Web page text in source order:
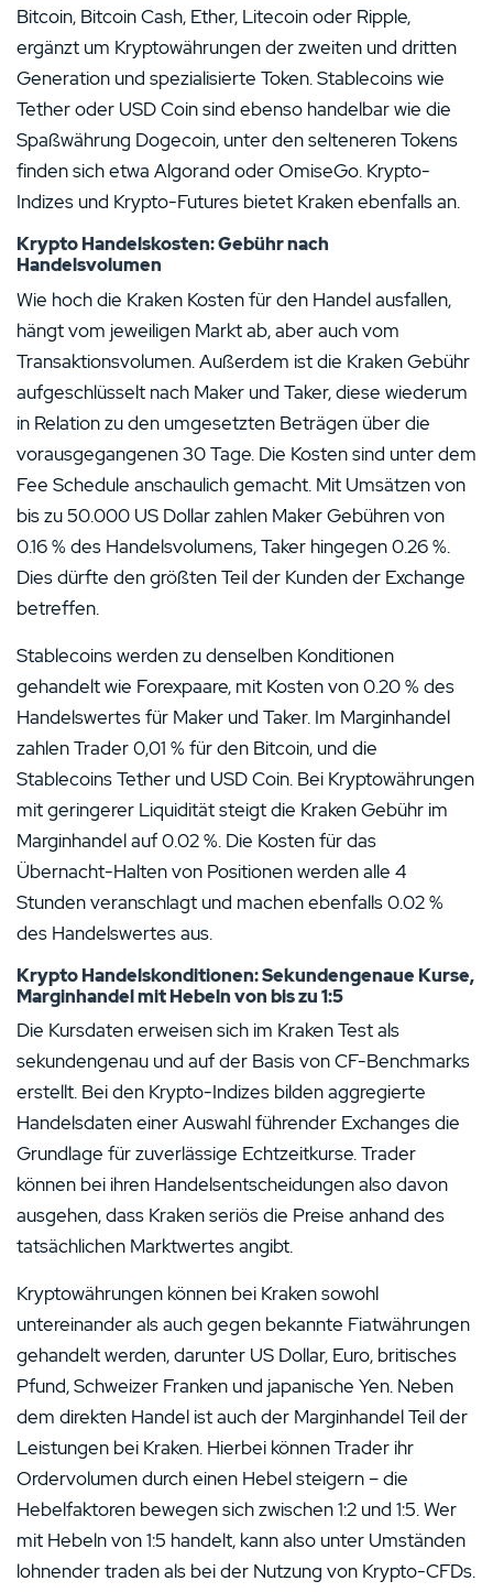
Bitcoin, Bitcoin Cash, Ether, Litecoin oder Ripple,
ergänzt um Kryptowährungen der zweiten und dritten
Generation und spezialisierte Token. Stablecoins wie
Tether oder USD Coin sind ebenso handelbar wie die
Spaßwährung Dogecoin, unter den selteneren Tokens
finden sich etwa Algorand oder OmiseGo. Krypto-
Indizes und Krypto-Futures bietet Kraken ebenfalls an.
Krypto Handelskosten: Gebühr nach
Handelsvolumen
Wie hoch die Kraken Kosten für den Handel ausfallen,
hängt vom jeweiligen Markt ab, aber auch vom
Transaktionsvolumen. Außerdem ist die Kraken Gebühr
aufgeschlüsselt nach Maker und Taker, diese wiederum
in Relation zu den umgesetzten Beträgen über die
vorausgegangenen 30 Tage. Die Kosten sind unter dem
Fee Schedule anschaulich gemacht. Mit Umsätzen von
bis zu 50.000 US Dollar zahlen Maker Gebühren von
0.16 % des Handelsvolumens, Taker hingegen 0.26 %.
Dies dürfte den größten Teil der Kunden der Exchange
betreffen.
Stablecoins werden zu denselben Konditionen
gehandelt wie Forexpaare, mit Kosten von 0.20 % des
Handelswertes für Maker und Taker. Im Marginhandel
zahlen Trader 0,01 % für den Bitcoin, und die
Stablecoins Tether und USD Coin. Bei Kryptowährungen
mit geringerer Liquidität steigt die Kraken Gebühr im
Marginhandel auf 0.02 %. Die Kosten für das
Übernacht-Halten von Positionen werden alle 4
Stunden veranschlagt und machen ebenfalls 0.02 %
des Handelswertes aus.
Krypto Handelskonditionen: Sekundengenaue Kurse,
Marginhandel mit Hebeln von bis zu 1:5
Die Kursdaten erweisen sich im Kraken Test als
sekundengenau und auf der Basis von CF-Benchmarks
erstellt. Bei den Krypto-Indizes bilden aggregierte
Handelsdaten einer Auswahl führender Exchanges die
Grundlage für zuverlässige Echtzeitkurse. Trader
können bei ihren Handelsentscheidungen also davon
ausgehen, dass Kraken seriös die Preise anhand des
tatsächlichen Marktwertes angibt.
Kryptowährungen können bei Kraken sowohl
untereinander als auch gegen bekannte Fiatwährungen
gehandelt werden, darunter US Dollar, Euro, britisches
Pfund, Schweizer Franken und japanische Yen. Neben
dem direkten Handel ist auch der Marginhandel Teil der
Leistungen bei Kraken. Hierbei können Trader ihr
Ordervolumen durch einen Hebel steigern – die
Hebelfaktoren bewegen sich zwischen 1:2 und 1:5. Wer
mit Hebeln von 1:5 handelt, kann also unter Umständen
lohnender traden als bei der Nutzung von Krypto-CFDs.